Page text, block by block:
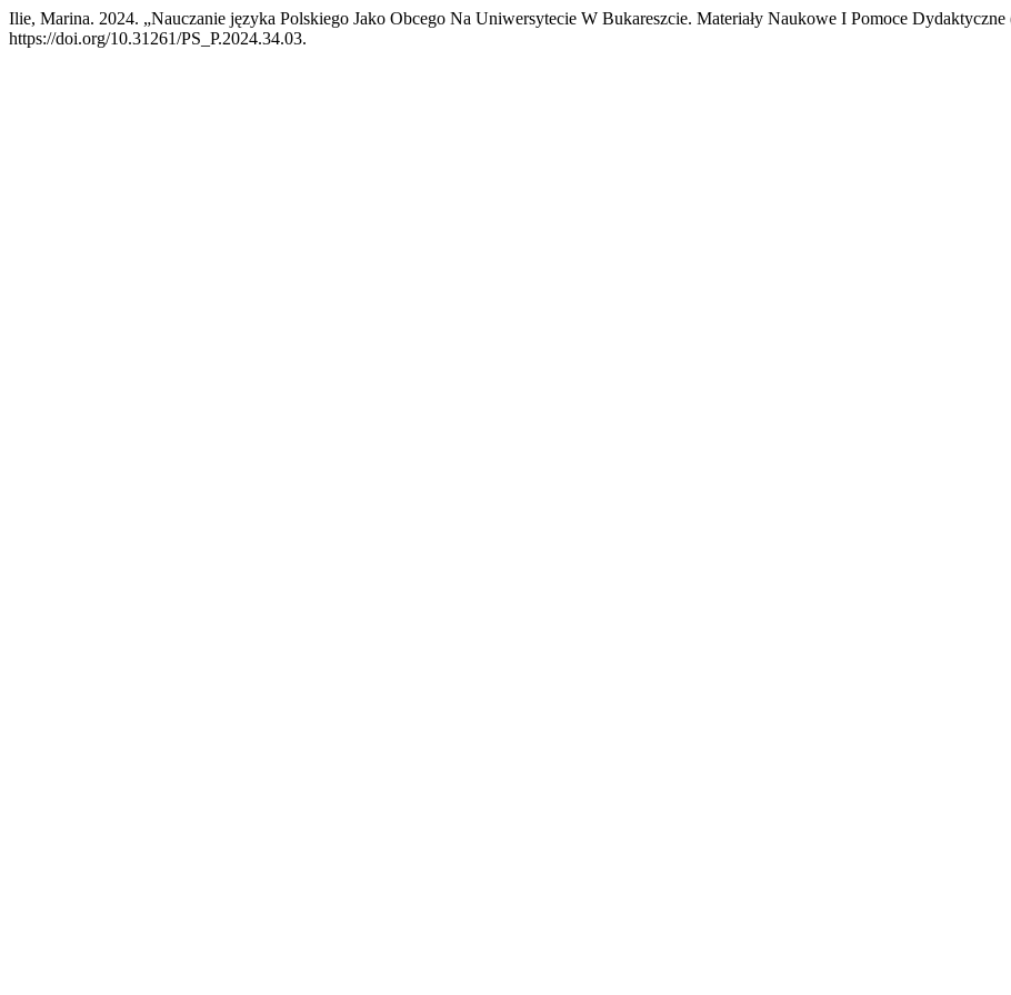
Ilie, Marina. 2024. „Nauczanie języka Polskiego Jako Obcego Na Uniwersytecie W Bukareszcie. Materiały Naukowe I Pomoce
https://doi.org/10.31261/PS_P.2024.34.03.